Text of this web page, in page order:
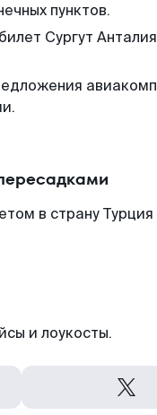
пунктов.
Сургут
в страну
и лоукосты.